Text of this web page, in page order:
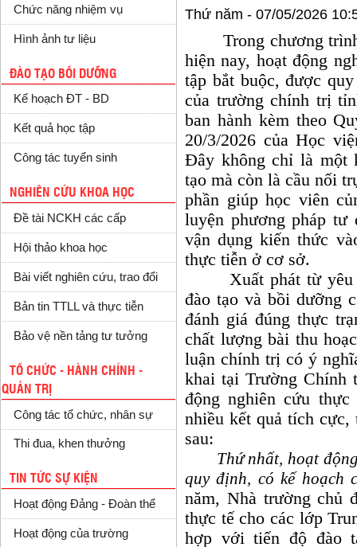
Chức năng nhiệm vụ
Hình ảnh tư liệu
ĐÀO TẠO BỒI DƯỠNG
Kế hoạch ĐT - BD
Kết quả học tập
Công tác tuyển sinh
NGHIÊN CỨU KHOA HỌC
Đề tài NCKH các cấp
Hội thảo khoa học
Bài viết nghiên cứu, trao đổi
Bản tin TTLL và thực tiễn
Bảo vệ nền tảng tư tưởng
TỔ CHỨC - HÀNH CHÍNH -
QUẢN TRỊ
Công tác tổ chức, nhân sự
Thi đua, khen thưởng
TIN TỨC SỰ KIỆN
Hoạt động Đảng - Đoàn thể
Hoạt động của trường
Thứ năm - 07/05/2026
Trong chương trình
hiện nay, hoạt động
tập bắt buộc, được
của trường chính trị
ban hành kèm theo
20/3/2026 của Học
Đây không chỉ là một
tạo mà còn là cầu nối
phần giúp học viên
luyện phương pháp tư
vận dụng kiến thức
thực tiễn ở cơ sở.
Xuất phát từ yêu
đào tạo và bồi dưỡng
đánh giá đúng thực
chất lượng bài thu
luận chính trị có ý
khai tại Trường Chính
động nghiên cứu
nhiều kết quả tích cực,
sau:
Thứ nhất, hoạt
quy định, có kế hoạch
năm, Nhà trường chủ
thực tế cho các lớp
hợp với tiến độ đào